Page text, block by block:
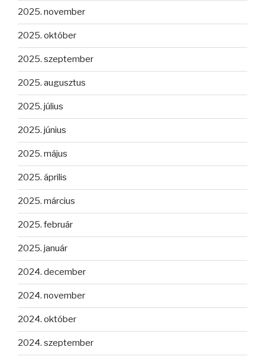
2025. november
2025. október
2025. szeptember
2025. augusztus
2025. július
2025. június
2025. május
2025. április
2025. március
2025. február
2025. január
2024. december
2024. november
2024. október
2024. szeptember